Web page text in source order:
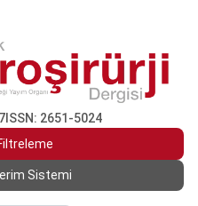
ISSN: 2651-5024
Sistemi